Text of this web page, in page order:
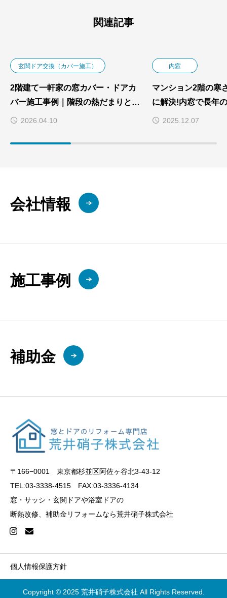
関連記事
玄関ドア交換（カバー施工）
2階建て一軒家の窓カバー・ドアカ
バー施工事例｜階段の熱だまりと玄
関の断熱・防犯を同時に改善
2026.04.10
内窓
マンション2階の寒
に解決!内窓で長年
決した全窓リフォー
2025.12.07
会社情報
施工事例
補助金
〒166−0001 東京都杉並区阿佐ヶ谷北3-43-12
TEL:03-3338-4515 FAX:03-3336-4134
窓・サッシ・玄関ドアや浴室ドアの
断熱改修、補助金リフォームなら荒井硝子株式会社
個人情報保護方針
Copyright © 2025 荒井硝子株式会社 All Rights Reserved.